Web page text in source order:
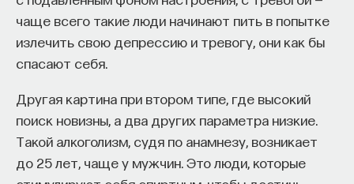
чаще всего такие люди начинают пить в попытке
излечить свою депрессию и тревогу, они как бы
спасают себя.
Другая картина при втором типе, где высокий
поиск новизны, а два других параметра низкие.
Такой алкоголизм, судя по анамнезу, возникает
до 25 лет, чаще у мужчин. Это люди, которые